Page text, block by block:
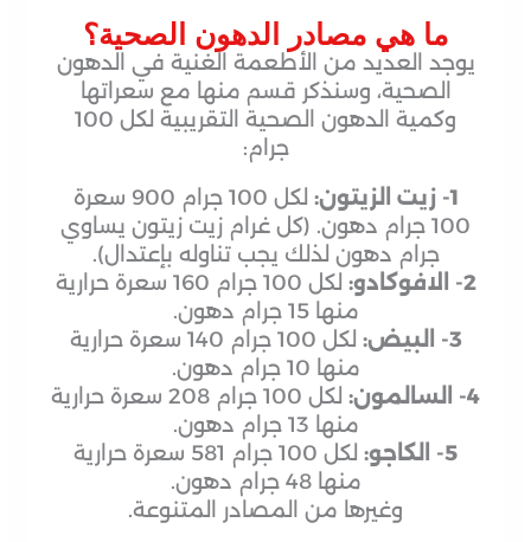
ما هي مصادر الدهون الصحية؟
يوجد العديد من الأطعمة الغنية في الدهون
الصحية، وسنذكر قسم منها مع سعراتها
وكمية الدهون الصحية التقريبية لكل 100
جرام:
1- زيت الزيتون:
لكل 100 جرام 900 سعرة
100 جرام دهون. (كل غرام زيت زيتون يساوي
جرام دهون لذلك يجب تناوله بإعتدال).
2- الافوكادو:
لكل 100 جرام 160 سعرة حرارية
منها 15 جرام دهون.
3- البيض:
لكل 100 جرام 140 سعرة حرارية
منها 10 جرام دهون.
4- السالمون:
لكل 100 جرام 208 سعرة حرارية
منها 13 جرام دهون.
5- الكاجو:
لكل 100 جرام 581 سعرة حرارية
منها 48 جرام دهون.
وغيرها من المصادر المتنوعة.